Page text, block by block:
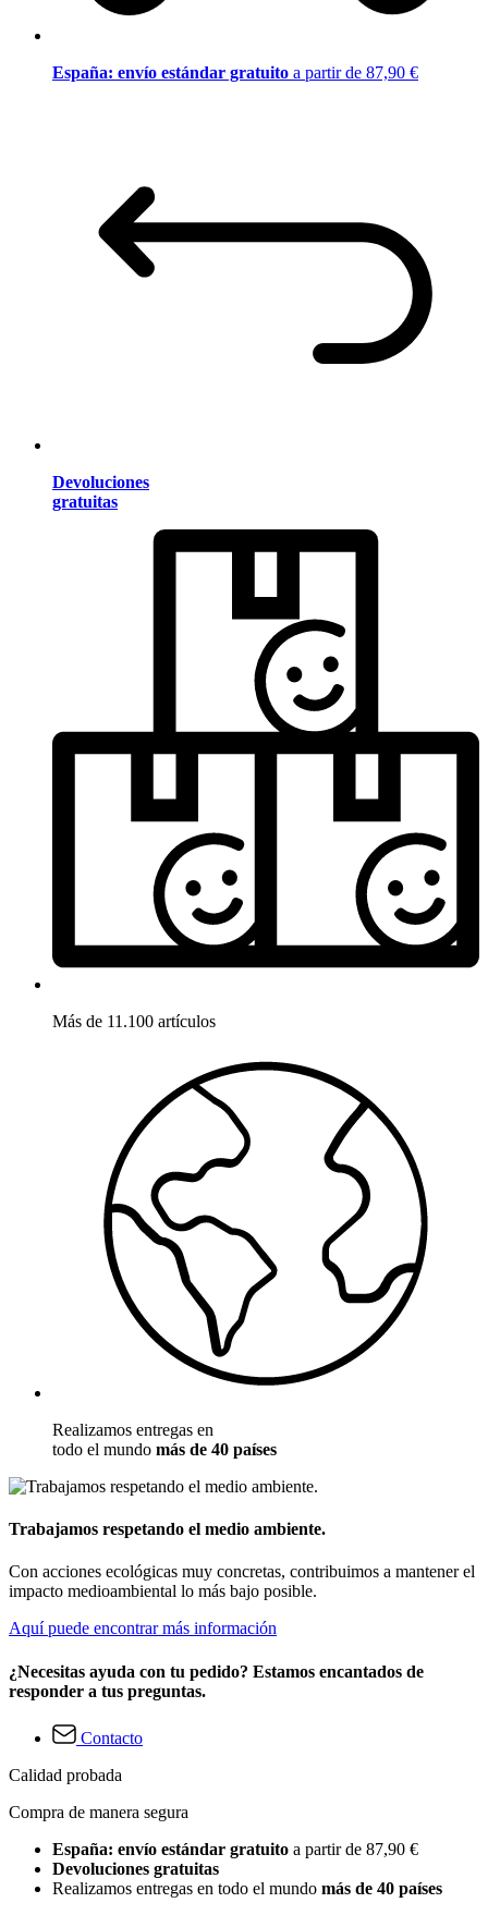
España: envío estándar gratuito a partir de 87,90 €
Devoluciones
gratuitas
Más de 11.100 artículos
Realizamos entregas en
todo el mundo más de 40 países
Trabajamos respetando el medio ambiente.
Con acciones ecológicas muy concretas, contribuimos a mantener el
impacto medioambiental lo más bajo posible.
Aquí puede encontrar más información
¿Necesitas ayuda con tu pedido? Estamos encantados de
responder a tus preguntas.
Contacto
Calidad probada
Compra de manera segura
España: envío estándar gratuito a partir de 87,90 €
Devoluciones gratuitas
Realizamos entregas en todo el mundo más de 40 países